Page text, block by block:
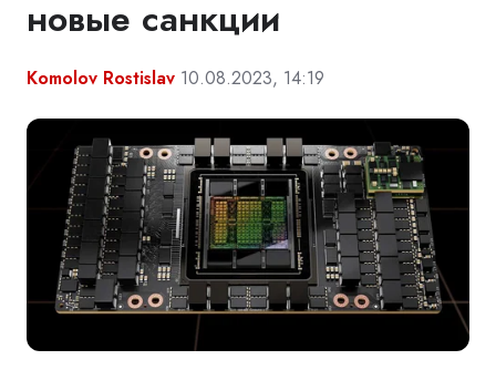
новые санкции
Komolov Rostislav 10.08.2023, 14:19